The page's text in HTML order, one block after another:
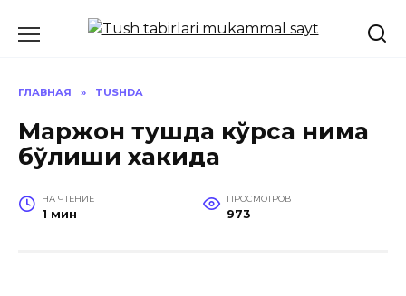
ГЛАВНАЯ » TUSHDA
Маржон тушда кўрса нима
бўлиши хакида
НА ЧТЕНИЕ
1 мин
ПРОСМОТРОВ
973